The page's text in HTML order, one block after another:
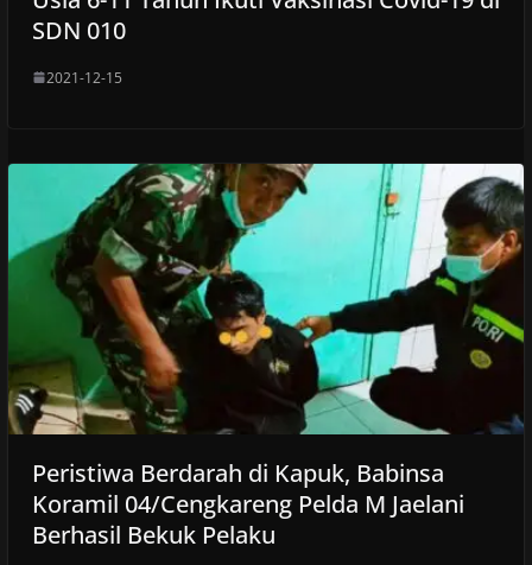
SDN 010
2021-12-15
Peristiwa Berdarah di Kapuk, Babinsa
Koramil 04/Cengkareng Pelda M Jaelani
Berhasil Bekuk Pelaku